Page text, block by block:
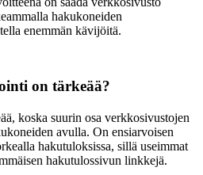
hakukoneiden
enemmän kävijöitä.
on tärkeää?
koska suurin osa verkkosivustojen
avulla. On ensiarvoisen
hakutuloksissa, sillä useimmat
hakutulossivun linkkejä.